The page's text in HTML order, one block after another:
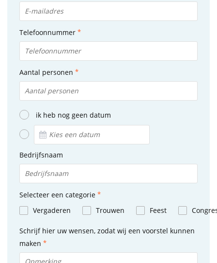
Telefoonnummer
Aantal personen
ik heb nog geen datum
Bedrijfsnaam
Selecteer een categorie
Vergaderen
Trouwen Feest
Schrijf hier uw wensen, zodat wij een voorstel kunnen
maken